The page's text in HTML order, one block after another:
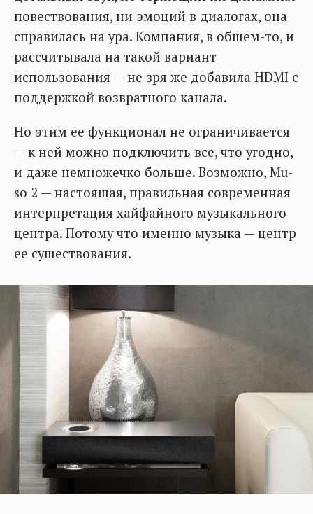
повествования, ни эмоций в диалогах, она
справилась на ура. Компания, в общем-то, и
рассчитывала на такой вариант
использования — не зря же добавила HDMI с
поддержкой возвратного канала.
Но этим ее функционал не ограничивается
— к ней можно подключить все, что угодно,
и даже немножечко больше. Возможно, Mu-
so 2 — настоящая, правильная современная
интерпретация хайфайного музыкального
центра. Потому что именно музыка — центр
ее существования.